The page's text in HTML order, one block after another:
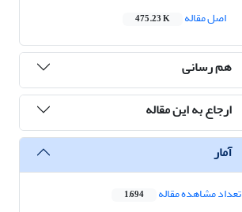
اصل مقاله
475.23 K
هم رسانی
ارجاع به این مقاله
آمار
تعداد مشاهده مقاله 1,694